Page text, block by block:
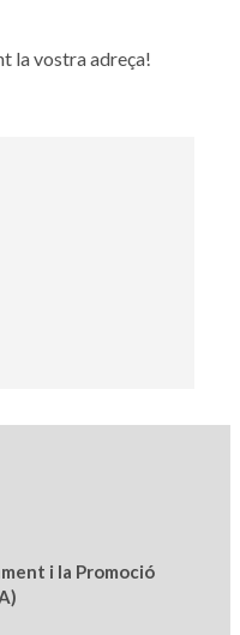
la vostra adreça!
i la Promoció